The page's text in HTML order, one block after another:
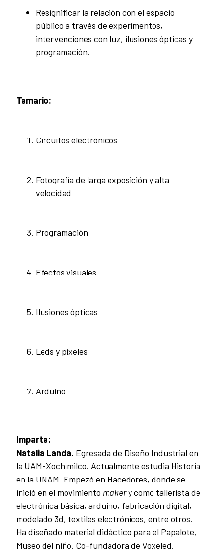
Resignificar la relación con el espacio
público a través de experimentos,
intervenciones con luz, ilusiones ópticas y
programación.
Temario:
Circuitos electrónicos
Fotografía de larga exposición y alta
velocidad
Programación
Efectos visuales
Ilusiones ópticas
Leds y pixeles
Arduino
Imparte:
Natalia Landa. Egresada de Diseño Industrial en
la UAM-Xochimilco. Actualmente estudia Historia
en la UNAM. Empezó en Hacedores, donde se
inició en el movimiento makery como tallerista de
electrónica básica, arduino, fabricación digital,
modelado 3d, textiles electrónicos, entre otros.
Ha diseñado material didáctico para el Papalote,
Museo del niño. Co-fundadora de Voxeled.